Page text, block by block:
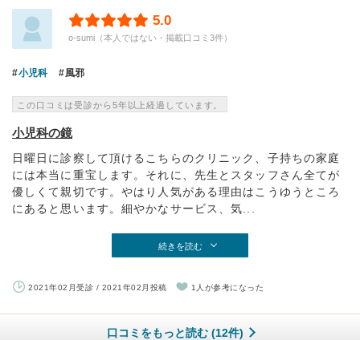
5.0
o-sumi（本人ではない・掲載口コミ3件）
小児科 風邪
この口コミは受診から5年以上経過しています。
小児科の鏡
日曜日に診察して頂けるこちらのクリニック、子持ちの家庭
には本当に重宝します。それに、先生とスタッフさん全てが
優しくて親切です。やはり人気がある理由はこうゆうところ
にあると思います。細やかなサービス、気...
続きを読む
2021年02月受診 / 2021年02月投稿 1人が参考になった
口コミをもっと読む (12件)